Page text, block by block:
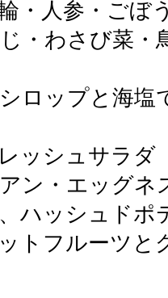
・人参・ごぼ
・わさび菜・
ロップと海塩
ッシュサラダ
ン・エッグネ
ハッシュドポ
トフルーツと